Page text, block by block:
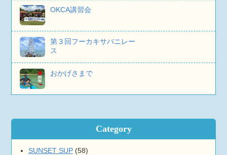
OKCA講習会
第３回フーカキサバニレー
ス
おかげさまで
Category
SUNSET SUP(58)